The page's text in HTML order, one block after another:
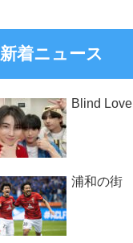
新着ニュース
Blind Love
浦和の街